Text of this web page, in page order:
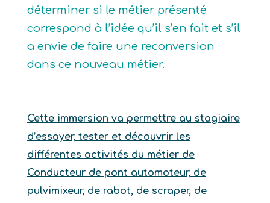
déterminer si le métier présenté
correspond à l’idée qu’il s’en fait et s’il
a envie de faire une reconversion
dans ce nouveau métier.
Cette immersion va permettre au stagiaire
d’essayer, tester et découvrir les
différentes activités du métier de
Conducteur de pont automoteur, de
pulvimixeur, de rabot, de scraper, de